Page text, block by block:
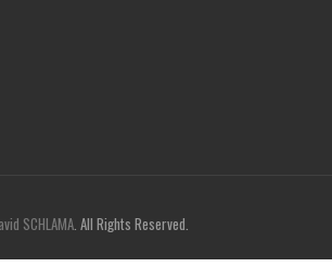
SCHLAMA. All Rights Reserved.